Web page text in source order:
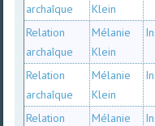
archaîque
Klein
Relation
archaîque
Mélanie
Klein
Relation
archaîque
Mélanie
Klein
Relation
Mélanie